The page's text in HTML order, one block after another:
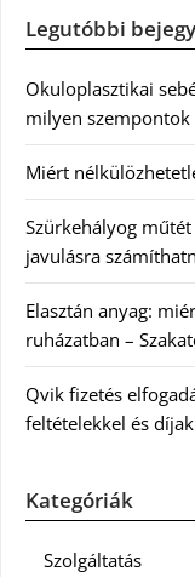
Legutóbbi
Okuloplasztikai
milyen szempontok
Miért
Szürkehályog
javulásra
Elasztán anyag:
ruházatban –
Qvik fizetés
feltételekkel és
Kategóriák
Szolgáltatás